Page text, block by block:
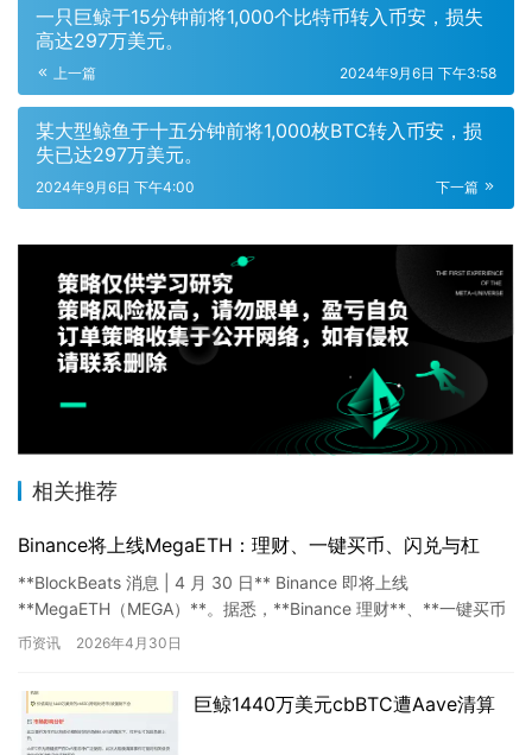
一只巨鲸于15分钟前将1,000个比特币转入币安，损失
高达297万美元。
上一篇 2024年9月6日 下午3:58
某大型鲸鱼于十五分钟前将1,000枚BTC转入币安，损
失已达297万美元。
下一篇
2024年9月6日 下午4:00
相关推荐
Binance将上线MegaETH：理财、一键买币、闪兑与杠
**BlockBeats 消息 | 4 月 30 日** Binance 即将上线
**MegaETH（MEGA）**。据悉，**Binance 理财**、**一键买币
**、**闪…
币资讯 2026年4月30日
巨鲸1440万美元cbBTC遭Aave清算